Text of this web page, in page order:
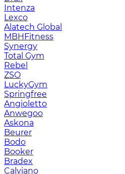
Intenza
Lexco
Alatech Global
MBHFitness
Synergy
Total Gym
Rebel
ZSO
LuckyGym
Springfree
Angioletto
Anwegoo
Askona
Beurer
Bodo
Booker
Bradex
Calviano